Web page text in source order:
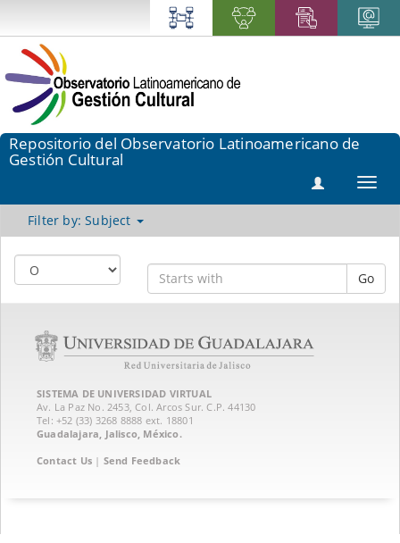
Repositorio del Observatorio Latinoamericano de
Gestión Cultural
Filter by: Subject
Go
SISTEMA DE UNIVERSIDAD VIRTUAL
Av. La Paz No. 2453, Col. Arcos Sur. C.P. 44130
Tel: +52 (33) 3268 8888‏ ext. 18801
Guadalajara, Jalisco, México.
Contact Us | Send Feedback